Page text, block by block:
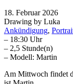
18. Februar 2026
Drawing by Luka
Ankündigung,
– 18:30 Uhr
– 2,5 Stunde(n)
– Modell: Martin
Am Mittwoch findet